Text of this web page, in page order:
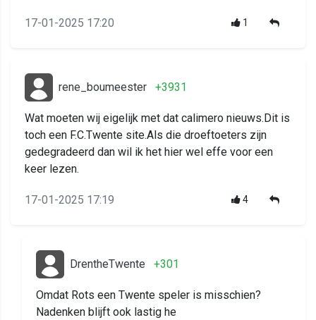
17-01-2025 17:20 1
rene_boumeester +3931
Wat moeten wij eigelijk met dat calimero nieuws.Dit is
toch een F.C.Twente site.Als die droeftoeters zijn
gedegradeerd dan wil ik het hier wel effe voor een
keer lezen.
17-01-2025 17:19 4
DrentheTwente +301
Omdat Rots een Twente speler is misschien?
Nadenken blijft ook lastig he